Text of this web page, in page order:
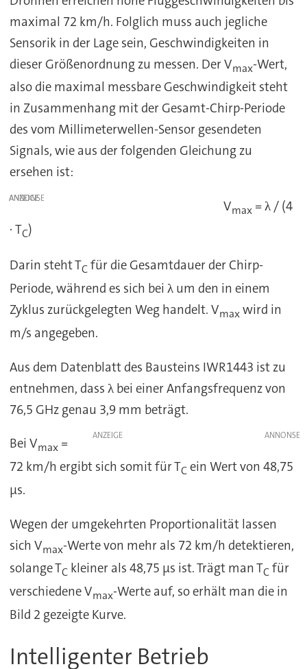
maximal 72 km/h. Folglich muss auch jegliche
Sensorik in der Lage sein, Geschwindigkeiten in
dieser Größenordnung zu messen. Der Vmax-Wert,
also die maximal messbare Geschwindigkeit steht
in Zusammenhang mit der Gesamt-Chirp-Periode
des vom Millimeterwellen-Sensor gesendeten
Signals, wie aus der folgenden Gleichung zu
ersehen ist:
ANZEIGE
Vmax = λ / (4
∙ TC)
Darin steht TCfür die Gesamtdauer der Chirp-
Periode, während es sich bei λ um den in einem
Zyklus zurückgelegten Weg handelt. Vmaxwird in
m/s angegeben.
Aus dem Datenblatt des Bausteins IWR1443 ist zu
entnehmen, dass λ bei einer Anfangsfrequenz von
76,5 GHz genau 3,9 mm beträgt.
ANZEIGE
Bei Vmax=
72 km/h ergibt sich somit für TCein Wert von 48,75
µs.
Wegen der umgekehrten Proportionalität lassen
sich Vmax-Werte von mehr als 72 km/h detektieren,
solange TCkleiner als 48,75 µs ist. Trägt man TCfür
verschiedene Vmax-Werte auf, so erhält man die in
Bild 2 gezeigte Kurve.
Intelligenter Betrieb